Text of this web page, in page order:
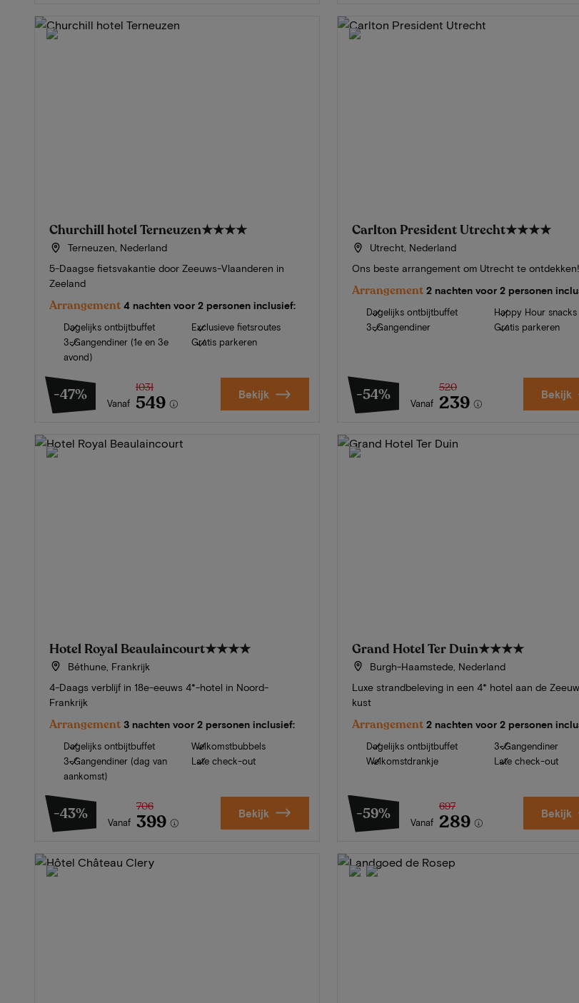
Churchill hotel Terneuzen★★★★
Terneuzen, Nederland
5-Daagse fietsvakantie door Zeeuws-Vlaanderen in
Zeeland
Arrangement 4 nachten voor 2 personen inclusief:
Dagelijks ontbijtbuffet
3-Gangendiner (1e en 3e
avond)
Exclusieve fietsroutes
Gratis parkeren
-47% Vanaf
1031
549 Bekijk
Carlton President Utrecht★★★★
Utrecht, Nederland
Ons beste arrangement om Utrecht te ontdekken!
Arrangement 2 nachten voor 2 personen
Dagelijks ontbijtbuffet
3-Gangendiner
Happy Hour snacks
Gratis parkeren
-54% Vanaf
520
239 Bekijk
Hotel Royal Beaulaincourt★★★★
Béthune, Frankrijk
4-Daags verblijf in 18e-eeuws 4*-hotel in Noord-
Frankrijk
Arrangement 3 nachten voor 2 personen inclusief:
Dagelijks ontbijtbuffet
3-Gangendiner (dag van
aankomst)
Welkomstbubbels
Late check-out
-43% Vanaf
706
399 Bekijk
Grand Hotel Ter Duin★★★★
Burgh-Haamstede, Nederland
Luxe strandbeleving in een 4* hotel aan de
kust
Arrangement 2 nachten voor 2 personen
Dagelijks ontbijtbuffet
Welkomstdrankje
3-Gangendiner
Late check-out
-59% Vanaf
697
289 Bekijk